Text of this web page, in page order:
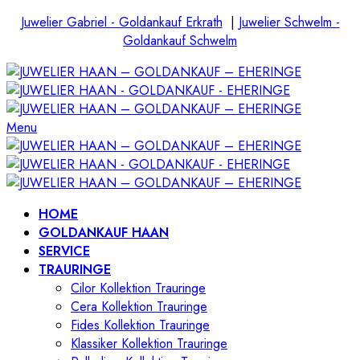
Juwelier Gabriel - Goldankauf Erkrath | Juwelier Schwelm -
Goldankauf Schwelm
Menu
HOME
GOLDANKAUF HAAN
SERVICE
TRAURINGE
Cilor Kollektion Trauringe
Cera Kollektion Trauringe
Fides Kollektion Trauringe
Klassiker Kollektion Trauringe